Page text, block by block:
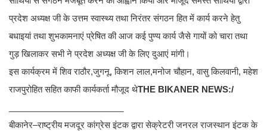
प्रदेश अध्यक्ष जी के उत्तम स्वास्थ्य तथा निरंतर संगठन हित में कार्य करने हेतु
बधाइयां तथा शुभकामनाएं प्रेषित की आज कई पुण्य कार्य जैसे गायों को चारा तथा
गुड़ खिलाकर सभी ने प्रदेश अध्यक्ष जी के लिए दुआएं मांगी।
इस कार्यक्रम में शिव राठौर,जुगनू, किशन लाल,मनोज चौहान, वासु किलवानी, महेश
राजपुरोहित सहित काफी कार्यकर्ता मौजूद थेTHE BIKANER NEWS:/
बीकानेर–राष्ट्रीय मजदूर कांग्रेस इंटक द्वारा सेक्रेटरी जनरल राजस्थान इंटक के